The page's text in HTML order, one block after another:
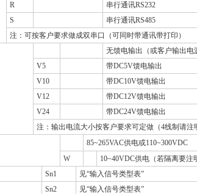
R
串行通讯RS232
S
串行通讯RS485
注：可按客户要求做成双串口（可同时带通讯带打印）
无馈电输出（或客户输出电
V5
带DC5V馈电输出
V10
带DC10V馈电输出
V12
带DC12V馈电输出
V24
带DC24V馈电输出
注：输出电流大小按客户要求可定做（4线制请注
85~265VAC供电或110~300VDC
W
10~40VDC供电（若隔离要注
Sn1
见“输入信号类型表”
Sn2
见“输入信号类型表”